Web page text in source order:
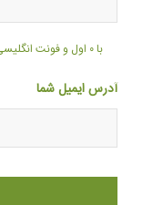
با ۰ اول و فونت انگلیسی لطفا!
آدرس ایمیل شما